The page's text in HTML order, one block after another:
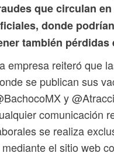
que circulan
donde
también pérdidas
empresa reiteró que
se publican sus
y
comunicación
se realiza
el sitio web